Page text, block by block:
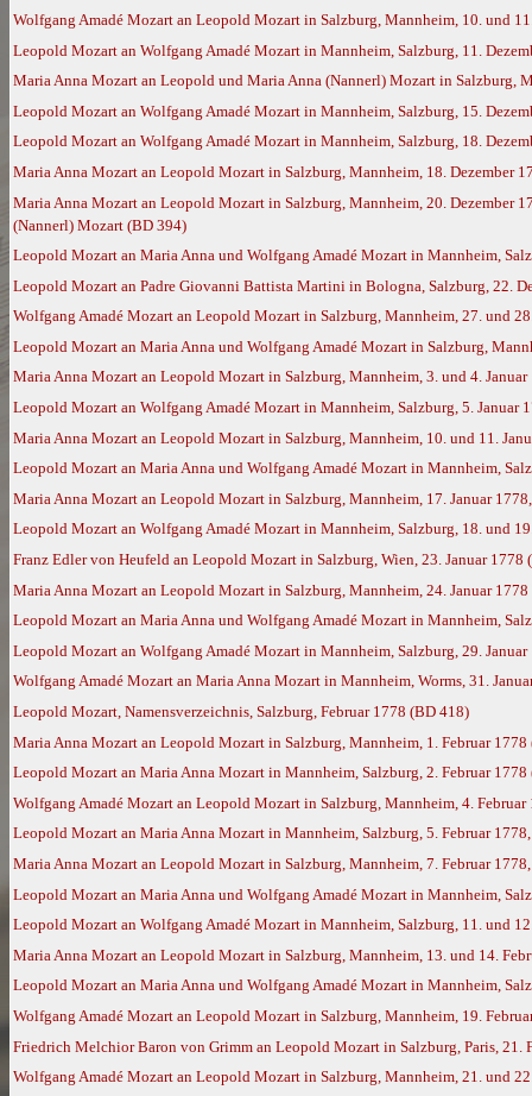
Wolfgang Amadé Mozart an Leopold Mozart in Salzburg, Mannheim, 10. und
Leopold Mozart an Wolfgang Amadé Mozart in Mannheim, Salzburg, 11.
Maria Anna Mozart an Leopold und Maria Anna (Nannerl) Mozart in Salzburg,
Leopold Mozart an Wolfgang Amadé Mozart in Mannheim, Salzburg, 15.
Leopold Mozart an Wolfgang Amadé Mozart in Mannheim, Salzburg, 18.
Maria Anna Mozart an Leopold Mozart in Salzburg, Mannheim, 18. Dezember
Maria Anna Mozart an Leopold Mozart in Salzburg, Mannheim, 20. Dezember
(Nannerl) Mozart (BD 394)
Leopold Mozart an Maria Anna und Wolfgang Amadé Mozart in Mannheim,
Leopold Mozart an Padre Giovanni Battista Martini in Bologna, Salzburg, 22.
Wolfgang Amadé Mozart an Leopold Mozart in Salzburg, Mannheim, 27. und
Leopold Mozart an Maria Anna und Wolfgang Amadé Mozart in Salzburg,
Maria Anna Mozart an Leopold Mozart in Salzburg, Mannheim, 3. und 4.
Leopold Mozart an Wolfgang Amadé Mozart in Mannheim, Salzburg, 5. Januar
Maria Anna Mozart an Leopold Mozart in Salzburg, Mannheim, 10. und 11.
Leopold Mozart an Maria Anna und Wolfgang Amadé Mozart in Mannheim,
Maria Anna Mozart an Leopold Mozart in Salzburg, Mannheim, 17. Januar
Leopold Mozart an Wolfgang Amadé Mozart in Mannheim, Salzburg, 18. und
Franz Edler von Heufeld an Leopold Mozart in Salzburg, Wien, 23. Januar 1778
Maria Anna Mozart an Leopold Mozart in Salzburg, Mannheim, 24. Januar
Leopold Mozart an Maria Anna und Wolfgang Amadé Mozart in Mannheim,
Leopold Mozart an Wolfgang Amadé Mozart in Mannheim, Salzburg, 29.
Wolfgang Amadé Mozart an Maria Anna Mozart in Mannheim, Worms, 31.
Leopold Mozart, Namensverzeichnis, Salzburg, Februar 1778 (BD 418)
Maria Anna Mozart an Leopold Mozart in Salzburg, Mannheim, 1. Februar 1778
Leopold Mozart an Maria Anna Mozart in Mannheim, Salzburg, 2. Februar 1778
Wolfgang Amadé Mozart an Leopold Mozart in Salzburg, Mannheim, 4.
Leopold Mozart an Maria Anna Mozart in Mannheim, Salzburg, 5. Februar
Maria Anna Mozart an Leopold Mozart in Salzburg, Mannheim, 7. Februar
Leopold Mozart an Maria Anna und Wolfgang Amadé Mozart in Mannheim,
Leopold Mozart an Wolfgang Amadé Mozart in Mannheim, Salzburg, 11. und
Maria Anna Mozart an Leopold Mozart in Salzburg, Mannheim, 13. und 14.
Leopold Mozart an Maria Anna und Wolfgang Amadé Mozart in Mannheim,
Wolfgang Amadé Mozart an Leopold Mozart in Salzburg, Mannheim, 19.
Friedrich Melchior Baron von Grimm an Leopold Mozart in Salzburg, Paris, 21.
Wolfgang Amadé Mozart an Leopold Mozart in Salzburg, Mannheim, 21. und